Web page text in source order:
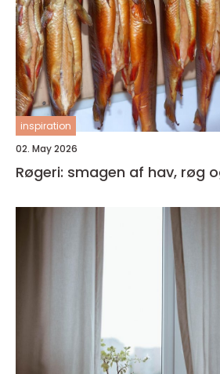
inspiration
02. May 2026
Røgeri: smagen af hav, røg